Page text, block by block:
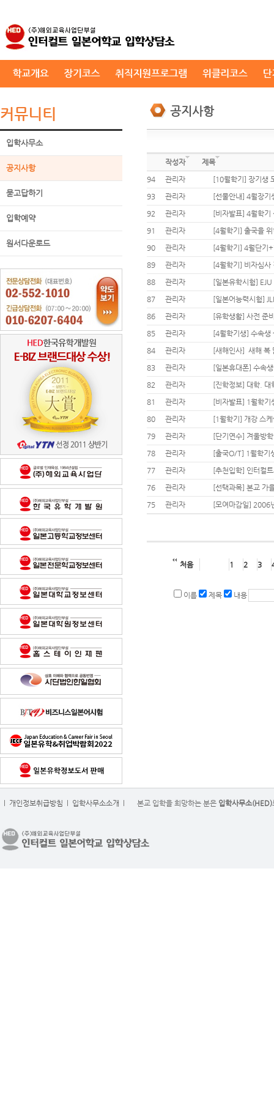
커뮤니티
입학사무소
공지사항
묻고답하기
입학예약
원서다운로드
공지사항
작성자
제목
94
관리자
[10월학기] 장기생
93
관리자
[선물안내] 4월장기
92
관리자
[비자발표] 4월학기
91
관리자
[4월학기] 출국을
90
관리자
[4월학기] 4월단기
89
관리자
[4월학기] 비자심사
88
관리자
[일본유학시험]
87
관리자
[일본어능력시험]
86
관리자
[유학생활] 사전 준
85
관리자
[4월학기생] 수속
84
관리자
[새해인사] 새해 복
83
관리자
[일본휴대폰] 수속
82
관리자
[진학정보] 대학. 대
81
관리자
[비자발표] 1월학
80
관리자
[1월학기] 개강 스
79
관리자
[단기연수] 겨울방
78
관리자
[출국O/T] 1월학기
77
관리자
[추천입학] 인터컬
76
관리자
[선택과목] 본교 가
75
관리자 [모여마감일] 2006
처음 1 2 3
이름 제목 내용
개인정보취급방침 입학사무소소개 본교 입학을 희망하는 분은 입학사무소(HED)